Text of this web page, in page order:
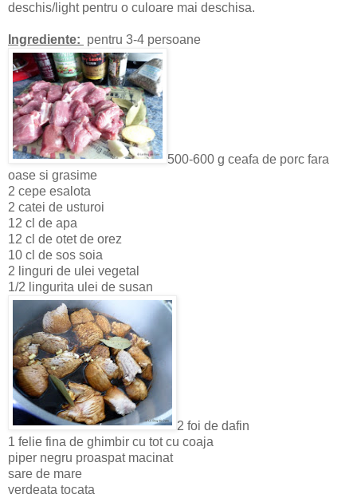
deschis/light pentru o culoare mai deschisa.
Ingrediente: pentru 3-4 persoane
500-600 g ceafa de porc fara
oase si grasime
2 cepe esalota
2 catei de usturoi
12 cl de apa
12 cl de otet de orez
10 cl de sos soia
2 linguri de ulei vegetal
1/2 lingurita ulei de susan
2 foi de dafin
1 felie fina de ghimbir cu tot cu coaja
piper negru proaspat macinat
sare de mare
verdeata tocata